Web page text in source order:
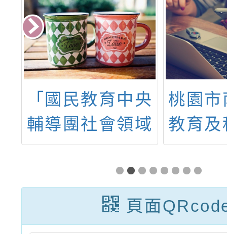
「國民教育中央
輔導團社會領域
分團業務計畫」
辦理「探究與實
作在國中小社會
領域課程的理論
桃園
教育
114
師增
頁面